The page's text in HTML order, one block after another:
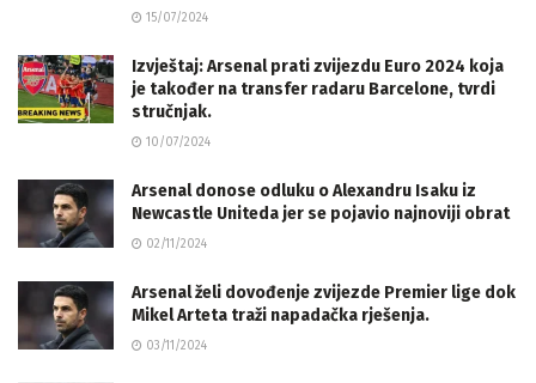
15/07/2024
Izvještaj: Arsenal prati zvijezdu Euro 2024 koja
je također na transfer radaru Barcelone, tvrdi
stručnjak.
10/07/2024
Arsenal donose odluku o Alexandru Isaku iz
Newcastle Uniteda jer se pojavio najnoviji obrat
02/11/2024
Arsenal želi dovođenje zvijezde Premier lige dok
Mikel Arteta traži napadačka rješenja.
03/11/2024